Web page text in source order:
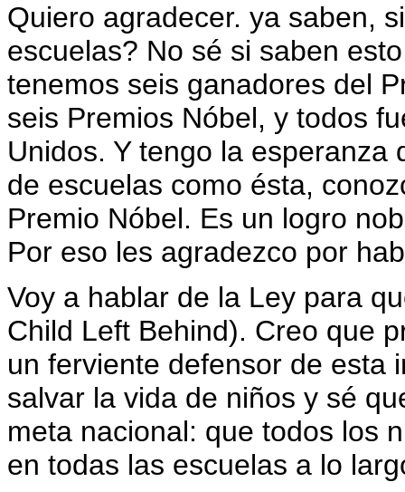
Quiero agradecer. ya saben,
escuelas? No sé si saben
tenemos seis ganadores del
seis Premios Nóbel, y todos
Unidos. Y tengo la
de escuelas como ésta,
Premio Nóbel. Es un logro
Por eso les agradezco por
Voy a hablar de la Ley para
Child Left Behind). Creo que
un ferviente defensor de esta
salvar la vida de niños y sé
meta nacional: que todos los
en todas las escuelas a lo